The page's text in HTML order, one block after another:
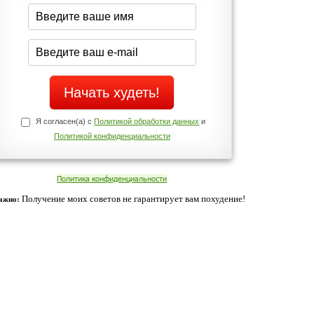
середине дня?
Да
Нет
Телефоны службы поддержки
+7 (909) 421-77-27
cookies. Оставаясь с нами, вы соглашаетесь с нашей
Согласен